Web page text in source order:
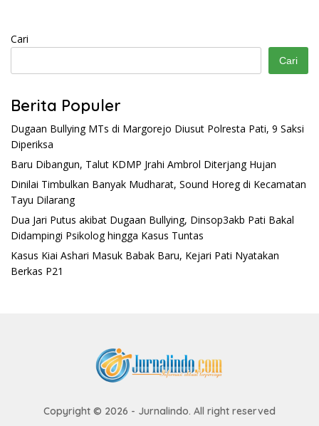
Cari
Cari
Berita Populer
Dugaan Bullying MTs di Margorejo Diusut Polresta Pati, 9 Saksi
Diperiksa
Baru Dibangun, Talut KDMP Jrahi Ambrol Diterjang Hujan
Dinilai Timbulkan Banyak Mudharat, Sound Horeg di Kecamatan
Tayu Dilarang
Dua Jari Putus akibat Dugaan Bullying, Dinsop3akb Pati Bakal
Didampingi Psikolog hingga Kasus Tuntas
Kasus Kiai Ashari Masuk Babak Baru, Kejari Pati Nyatakan
Berkas P21
Copyright © 2026 - Jurnalindo. All right reserved